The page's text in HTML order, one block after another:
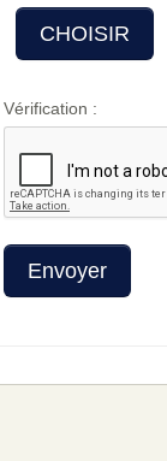
CHOISIR
Vérification :